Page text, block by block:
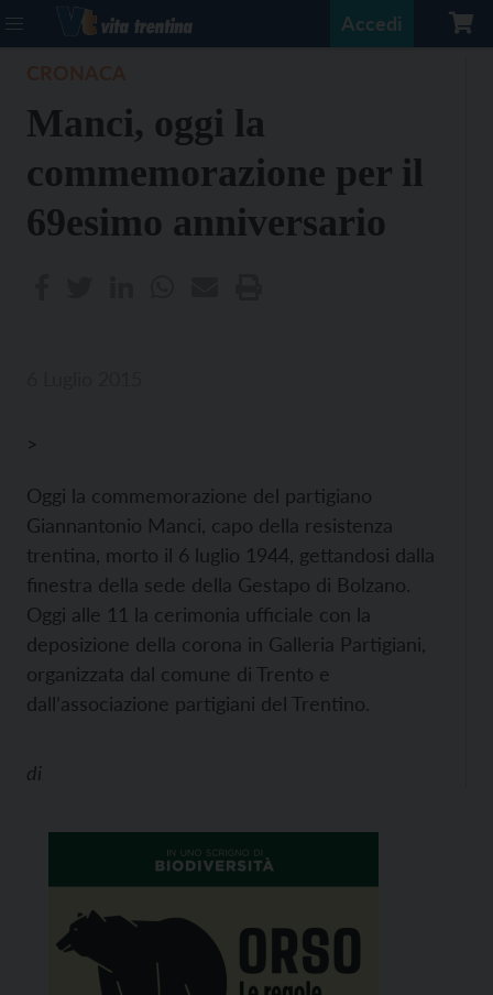
Accedi
Manci, oggi la
commemorazione per il
69esimo anniversario
>
Oggi la commemorazione del partigiano
Giannantonio Manci, capo della resistenza
trentina, morto il 6 luglio 1944, gettandosi dalla
finestra della sede della Gestapo di Bolzano.
Oggi alle 11 la cerimonia ufficiale con la
deposizione della corona in Galleria Partigiani,
organizzata dal comune di Trento e
dall’associazione partigiani del Trentino.
di